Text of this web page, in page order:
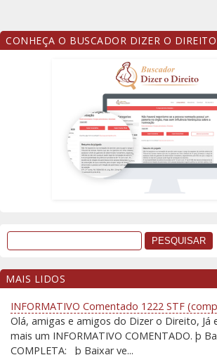
CONHEÇA O BUSCADOR DIZER O DIREITO
MAIS LIDOS
INFORMATIVO Comentado 1222 STF
Olá, amigas e amigos do Dizer o Direito, Já
mais um INFORMATIVO COMENTADO. þ
COMPLETA: þ Baixar ve...